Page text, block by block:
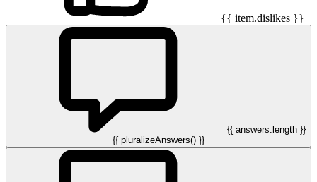
{{ item.dislikes }}
{{ answers.length }}
{{ pluralizeAnswers() }}